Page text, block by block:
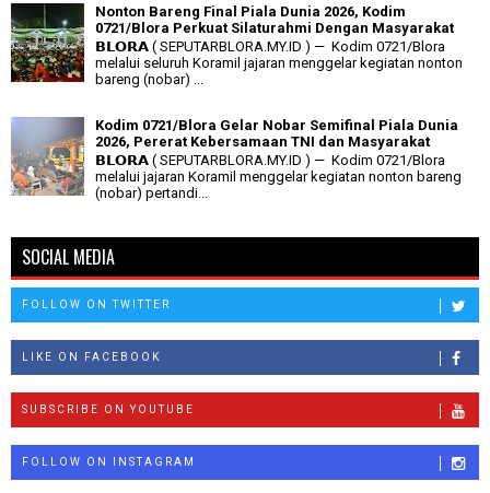
Nonton Bareng Final Piala Dunia 2026, Kodim
0721/Blora Perkuat Silaturahmi Dengan Masyarakat
𝗕𝗟𝗢𝗥𝗔 ( SEPUTARBLORA.MY.ID ) — Kodim 0721/Blora
melalui seluruh Koramil jajaran menggelar kegiatan nonton
bareng (nobar) ...
Kodim 0721/Blora Gelar Nobar Semifinal Piala Dunia
2026, Pererat Kebersamaan TNI dan Masyarakat
𝗕𝗟𝗢𝗥𝗔 ( SEPUTARBLORA.MY.ID ) — Kodim 0721/Blora
melalui jajaran Koramil menggelar kegiatan nonton bareng
(nobar) pertandi...
SOCIAL MEDIA
FOLLOW ON TWITTER
LIKE ON FACEBOOK
SUBSCRIBE ON YOUTUBE
FOLLOW ON INSTAGRAM